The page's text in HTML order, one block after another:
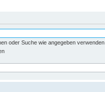
oder Suche wie angegeben verwenden